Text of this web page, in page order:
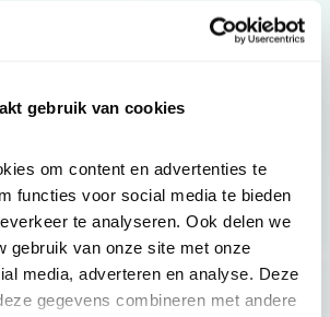
gebruik van cookies
om content en advertenties te
functies voor social media te bieden
te analyseren. Ook delen we
gebruik van onze site met onze
media, adverteren en analyse. Deze
gegevens combineren met andere
nieuws, inspiratie, acties en tips
van Vogelbescherming.